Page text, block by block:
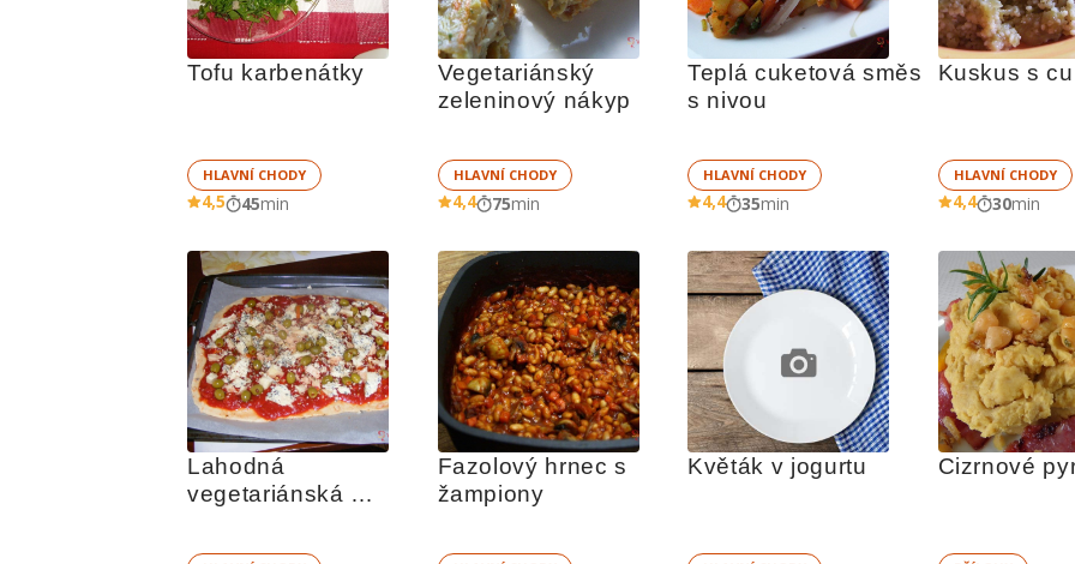
Tofu karbenátky
HLAVNÍ CHODY
4,5 45min
Vegetariánský
zeleninový nákyp
HLAVNÍ CHODY
4,4 75min
Teplá cuketová směs
s nivou
HLAVNÍ CHODY
4,4 35min
Kuskus s
HLAVNÍ CHODY
4,4 30min
Lahodná
vegetariánská
Fazolový hrnec s
žampiony
Květák v jogurtu Cizrnové